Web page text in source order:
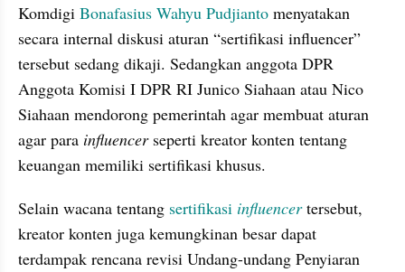
Komdigi Bonafasius Wahyu Pudjianto menyatakan
secara internal diskusi aturan “sertifikasi influencer”
tersebut sedang dikaji. Sedangkan anggota DPR
Anggota Komisi I DPR RI Junico Siahaan atau Nico
Siahaan mendorong pemerintah agar membuat aturan
agar para influencer seperti kreator konten tentang
keuangan memiliki sertifikasi khusus.
Selain wacana tentang sertifikasi influencer tersebut,
kreator konten juga kemungkinan besar dapat
terdampak rencana revisi Undang-undang Penyiaran